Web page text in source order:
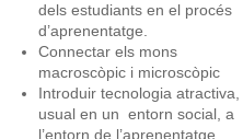
dels estudiants en el procés
d’aprenentatge.
Connectar els mons
macroscòpic i microscòpic
Introduir tecnologia atractiva,
usual en un entorn social, a
l’entorn de l’aprenentatge